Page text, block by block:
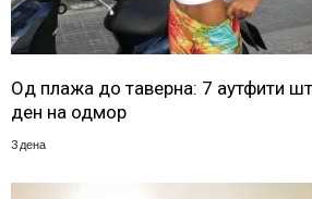
Од плажа до таверна: 7 аутфити
ден на одмор
3 дена